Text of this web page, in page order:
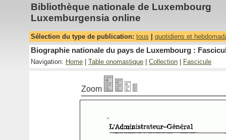
Bibliothèque nationale de Luxembourg
Luxemburgensia online
Sélection du type de publication: tous quotidiens et
Biographie nationale du pays de Luxembourg :
Navigation: Home Table onomastique Collection Fascicule
Zoom